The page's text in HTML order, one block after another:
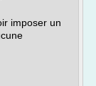
imposer un